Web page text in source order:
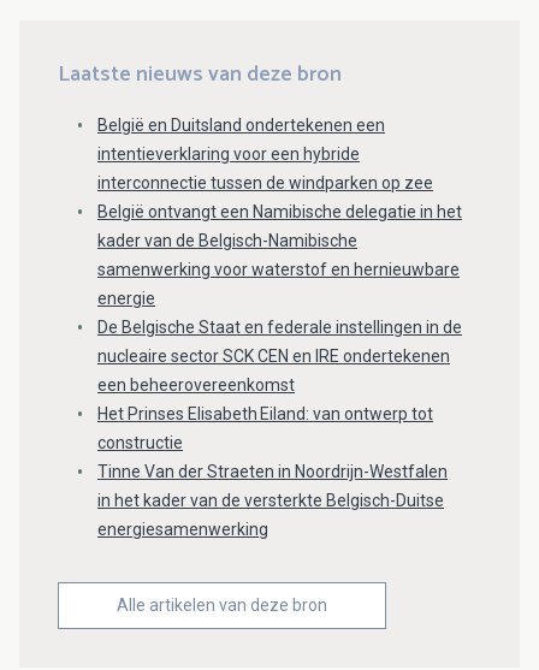
Laatste nieuws van deze bron
België en Duitsland ondertekenen een
intentieverklaring voor een hybride
interconnectie tussen de windparken op zee
België ontvangt een Namibische delegatie in het
kader van de Belgisch-Namibische
samenwerking voor waterstof en hernieuwbare
energie
De Belgische Staat en federale instellingen in de
nucleaire sector SCK CEN en IRE ondertekenen
een beheerovereenkomst
Het Prinses Elisabeth Eiland: van ontwerp tot
constructie
Tinne Van der Straeten in Noordrijn-Westfalen
in het kader van de versterkte Belgisch-Duitse
energiesamenwerking
Alle artikelen van deze bron